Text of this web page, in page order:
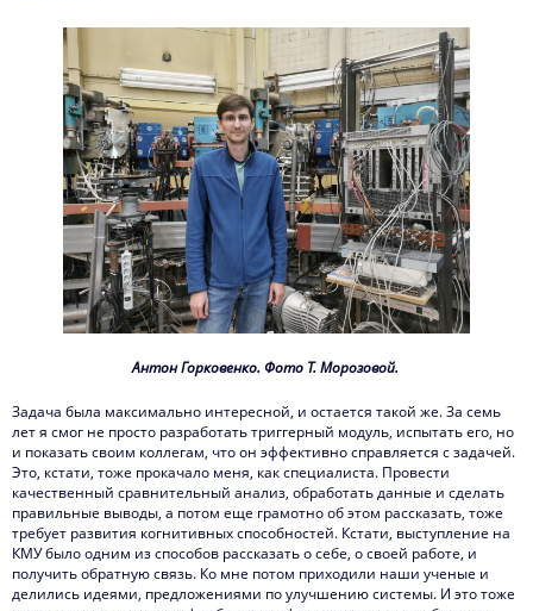
Антон Горковенко. Фото Т. Морозовой.
Задача была максимально интересной, и остается такой же. За семь
лет я смог не просто разработать триггерный модуль, испытать его, но
и показать своим коллегам, что он эффективно справляется с задачей.
Это, кстати, тоже прокачало меня, как специалиста. Провести
качественный сравнительный анализ, обработать данные и сделать
правильные выводы, а потом еще грамотно об этом рассказать, тоже
требует развития когнитивных способностей. Кстати, выступление на
КМУ было одним из способов рассказать о себе, о своей работе, и
получить обратную связь. Ко мне потом приходили наши ученые и
делились идеями, предложениями по улучшению системы. И это тоже